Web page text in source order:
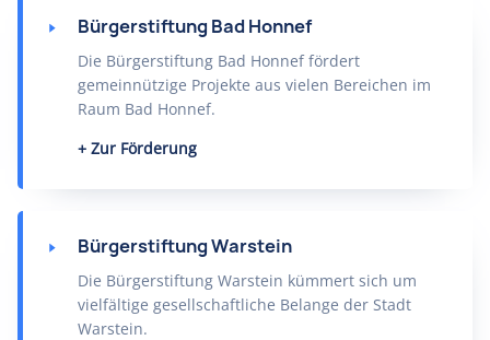
Bürgerstiftung Bad Honnef
Die Bürgerstiftung Bad Honnef fördert
gemeinnützige Projekte aus vielen Bereichen im
Raum Bad Honnef.
Zur Förderung
Bürgerstiftung Warstein
Die Bürgerstiftung Warstein kümmert sich um
vielfältige gesellschaftliche Belange der Stadt
Warstein.